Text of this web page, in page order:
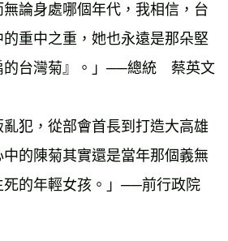
論身處哪個年代，我相信，台
重中之重，她也永遠是那朵堅
的台灣菊』。」──總統　蔡英文
亂犯，從部會首長到打造大高雄
的陳菊其實還是當年那個義無
死的年輕女孩。」──前行政院